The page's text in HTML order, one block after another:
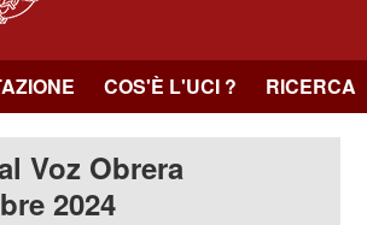
COS'È L'UCI ? RICERCA
Voz Obrera
2024